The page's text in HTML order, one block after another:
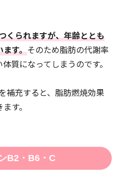
くられますが、年齢ととも
ます。そのため脂肪の代謝率
質になってしまうのです。
補充すると、脂肪燃焼効果
す。
B2・B6・C